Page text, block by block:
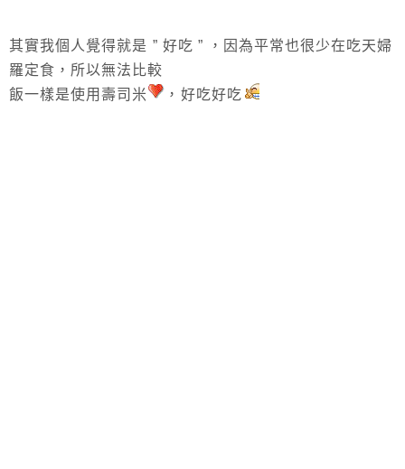
其實我個人覺得就是 ” 好吃 ” ，因為平常也很少在吃天婦
羅定食，所以無法比較
飯一樣是使用壽司米
，好吃好吃